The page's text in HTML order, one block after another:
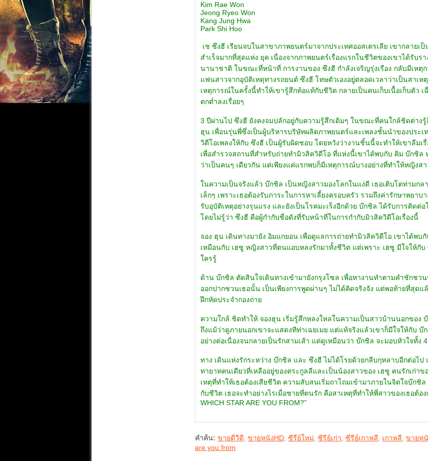
Kim Rae Won
Jeong Ryeo Won
Kang Jung Hwa
Park Shi Hoo
เช ซึงฮี เรียนจบในสาขาภาพยนตร์มาจากประเทศออสเตรเลีย เขากลาย
สำเร็จมากที่สุดแห่ง ยุค เนื่องจากภาพยนตร์เรื่องแรกในชีวิตของเขาได้รับ
นานาชาติ ในขณะที่หน้าที่ การงานของ ซึงฮี กำลังเจริญรุ่งเรือง กลับมีเหตุ
แฟนสาวจากอุบัติเหตุทางรถยนต์ ซึงฮี โทษตัวเองอยู่ตลอดเวลาว่าเป็นสาเ
เหตุการณ์ในครั้งนี้ทำให้เขารู้สึกท้อแท้กับชีวิต กลายเป็นคนเก็บเนื้อเก็บตัว
ตกต่ำลงเรื่อยๆ
3 ปีผ่านไป ซึงฮี ยังคงจมปลักอยู่กับความรู้สึกเดิมๆ ในขณะที่คนใกล้ชิดต่าง
ฮุน เพื่อนรุ่นพี่ซึ่งเป็นผู้บริหารบริษัทผลิตภาพยนตร์และเพลงชั้นนำของประ
วิดีโอเพลงให้กับ ซึงฮี เป็นผู้รับผิดชอบ โดยหวังว่างานชิ้นนี้จะทำให้เขาลืมเ
เพื่อสำรวจสถานที่สำหรับถ่ายทำมิวสิควิดีโอ ที่แห่งนี้เขาได้พบกับ คิม บ๊กชิล
ว่าเป็นคนๆ เดียวกัน แต่เพียงแค่แรกพบก็มีเหตุการณ์บางอย่างที่ทำให้หญิง
ในความเป็นจริงแล้ว บ๊กชิล เป็นหญิงสาวมองโลกในแง่ดี เธอเติบโตท่ามก
เล็กๆ เพราะเธอต้องรับภาระในการหาเลี้ยงครอบครัว รวมถึงค่ารักษาพยา
รับอุบัติเหตุอย่างรุนแรง และยังเป็นโรคมะเร็งอีกด้วย บ๊กชิล ได้รับการติดต่
โดยไม่รู้ว่า ซึงฮี คือผู้กำกับชื่อดังที่รับหน้าที่ในการกำกับมิวสิควิดีโอเรื่องนี้
จอง ฮุน เดินทางมายัง อิมแกยอน เพื่อดูแลการถ่ายทำมิวสิควิดีโอ เขาได้พ
เหมือนกับ เฮซู หญิงสาวที่ตนแอบหลงรักมาทั้งชีวิต แต่เพราะ เฮซู มีใจให้กับ
ใครรู้
ด้าน บ๊กชิล ตัดสินใจเดินทางเข้ามายังกรุงโซล เพื่อหางานทำตามคำชักชว
ออกปากชวนเธอนั้น เป็นเพียงการพูดผ่านๆ ไม่ได้คิดจริงจัง แต่พอท้ายที่สุด
ฝึกหัดประจำกองถ่าย
ความใกล้ ชิดทำให้ จองฮุน เริ่มรู้สึกหลงใหลในความเป็นสาวบ้านนอกของ
ถึงแม้ว่าดูภายนอกเขาจะแสดงทีท่าเฉยเมย แต่แท้จริงแล้วเขาก็มีใจให้กับ
อย่างต่อเนื่องจนกลายเป็นรักสามเส้า แต่ดูเหมือนว่า บ๊กชิล จะมอบหัวใจทั้ง
ทาง เดินแห่งรักระหว่าง บ๊กชิล และ ซึงฮี ไม่ได้โรยด้วยกลีบกุหลาบอีกต่อไป
ทายาทคนเดียวที่เหลืออยู่ของตระกูลลีและเป็นน้องสาวของ เฮซู คนรักเก่า
เหตุที่ทำให้เธอต้องเสียชีวิต ความสับสนเริ่มถาโถมเข้ามาภายในจิตใจบ๊กชิ
กับชีวิต เธอจะทำอย่างไรเมื่อชายที่ตนรัก คือสาเหตุที่ทำให้พี่สาวของเธอต้
WHICH STAR ARE YOU FROM?”
คำค้น: ขายดีวีดี ขายหนังHD ซีรีย์ใหม่ ซีรีย์เก่า ซีรีย์เกาหลี เกาหลี ขายห
are you from